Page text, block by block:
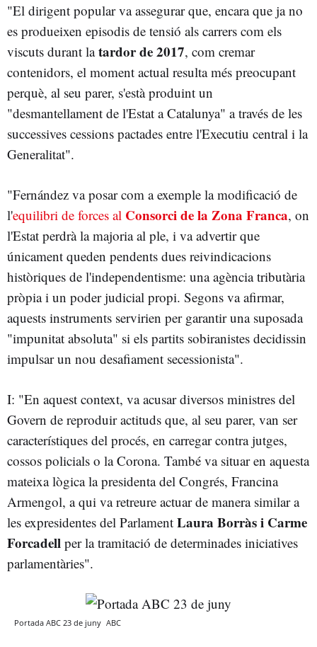
"El dirigent popular va assegurar que, encara que ja no
es produeixen episodis de tensió als carrers com els
viscuts durant latardor de 2017, com cremar
contenidors, el moment actual resulta més preocupant
perquè, al seu parer, s'està produint un
"desmantellament de l'Estat a Catalunya" a través de les
successives cessions pactades entre l'Executiu central i la
Generalitat".
"Fernández va posar com a exemple la modificació de
l'equilibri de forces al Consorci de la Zona Franca, on
l'Estat perdrà la majoria al ple, i va advertir que
únicament queden pendents dues reivindicacions
històriques de l'independentisme: una agència tributària
pròpia i un poder judicial propi. Segons va afirmar,
aquests instruments servirien per garantir una suposada
"impunitat absoluta" si els partits sobiranistes decidissin
impulsar un nou desafiament secessionista".
I: "En aquest context, va acusar diversos ministres del
Govern de reproduir actituds que, al seu parer, van ser
característiques del procés, en carregar contra jutges,
cossos policials o la Corona. També va situar en aquesta
mateixa lògica la presidenta del Congrés, Francina
Armengol, a qui va retreure actuar de manera similar a
les expresidentes del Parlament Laura Borràs i Carme
Forcadell per la tramitació de determinades iniciatives
parlamentàries".
Portada ABC 23 de juny ABC